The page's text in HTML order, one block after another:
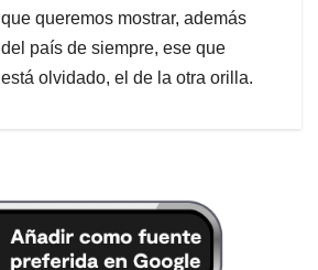
que queremos mostrar, además
del país de siempre, ese que
está olvidado, el de la otra orilla.